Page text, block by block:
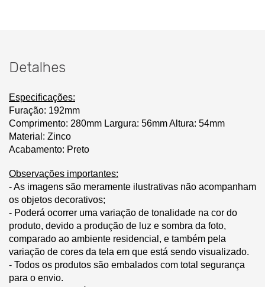
Detalhes
Especificações:
Furação: 192mm
Comprimento: 280mm Largura: 56mm Altura: 54mm
Material: Zinco
Acabamento: Preto
Observações importantes:
- As imagens são meramente ilustrativas não acompanham
os objetos decorativos;
- Poderá ocorrer uma variação de tonalidade na cor do
produto, devido a produção de luz e sombra da foto,
comparado ao ambiente residencial, e também pela
variação de cores da tela em que está sendo visualizado.
- Todos os produtos são embalados com total segurança
para o envio.